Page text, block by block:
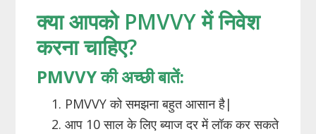
क्या आपको PMVVY में निवेश
करना चाहिए?
PMVVY की अच्छी बातें:
PMVVY को समझना बहुत आसान है|
आप 10 साल के लिए ब्याज दर में लॉक कर सकते